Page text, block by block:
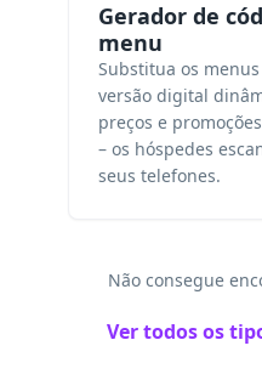
Gerador de
menu
Substitua os
versão digital
preços e
– os hóspedes
seus telefones.
Não consegue
Ver todos os